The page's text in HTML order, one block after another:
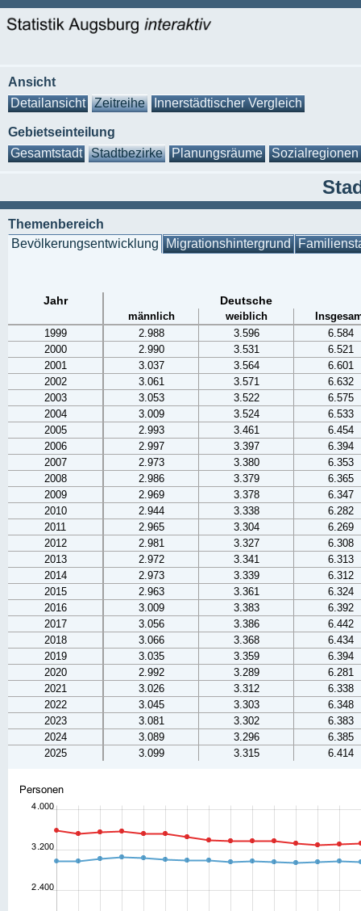
Ansicht
Detailansicht
Zeitreihe Innerstädtischer Vergleich
Gebietseinteilung
Gesamtstadt
Stadtbezirke Planungsräume Sozialregionen
Themenbereich
Bevölkerungsentwicklung Migrationshintergrund
Jahr Deutsche
männlich weiblich
1999
2.988 3.596
6.584
2000
2.990 3.531
6.521
2001
3.037 3.564
6.601
2002
3.061 3.571
6.632
2003
3.053 3.522
6.575
2004
3.009 3.524
6.533
2005
2.993 3.461
6.454
2006
2.997 3.397
6.394
2007
2.973 3.380
6.353
2008
2.986 3.379
6.365
2009
2.969 3.378
6.347
2010
2.944 3.338
6.282
2011
2.965 3.304
6.269
2012
2.981 3.327
6.308
2013
2.972 3.341
6.313
2014
2.973 3.339
6.312
2015
2.963 3.361
6.324
2016
3.009 3.383
6.392
2017
3.056 3.386
6.442
2018
3.066 3.368
6.434
2019
3.035 3.359
6.394
2020
2.992 3.289
6.281
2021
3.026 3.312
6.338
2022
3.045 3.303
6.348
2023
3.081 3.302
6.383
2024
3.089 3.296
6.385
2025
3.099 3.315 6.414